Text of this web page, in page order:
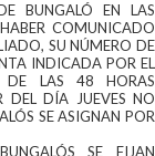
BUNGALÓ EN LAS
COMUNICADO
SU NÚMERO DE
INDICADA POR EL
DE LAS 48 HORAS
DEL DÍA JUEVES NO
SE ASIGNAN POR
SE FIJAN